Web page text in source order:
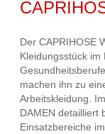
Der CAPRIHOSE
Kleidungsstück im
machen ihn zu
Arbeitskleidung.
DAMEN detailliert
Einsatzbereiche